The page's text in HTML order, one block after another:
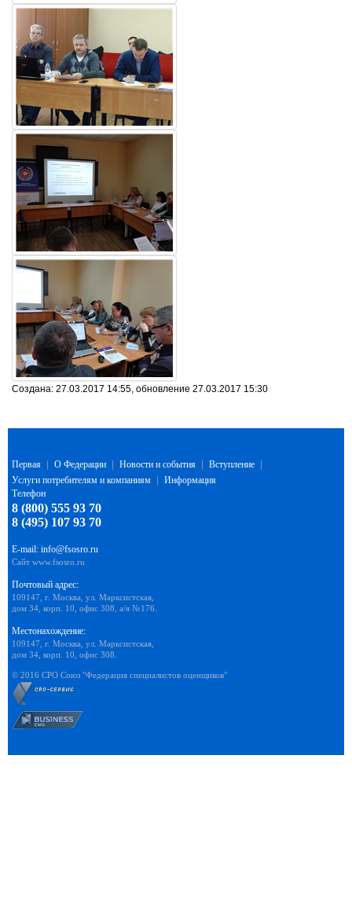
Создана: 27.03.2017 14:55, обновление 27.03.2017 15:30
Первая О Федерации Новости и события Вступление
Услуги потребителям и компаниям
Информация
Телефон
8 (800) 555 93 70
8 (495) 107 93 70
E-mail: info@fsosro.ru
Сайт www.fsosro.ru
Почтовый адрес:
109147, г. Москва, ул. Марксистская,
дом 34, корп. 10, офис 308, а/я №176.
Местонахождение:
109147, г. Москва, ул. Марксистская,
дом 34, корп. 10, офис 308.
© 2016 СРО Союз "Федерация специалистов оценщиков"